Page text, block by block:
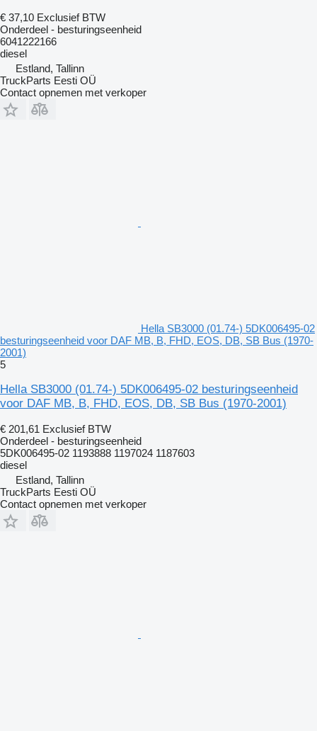
€ 37,10 Exclusief BTW
Onderdeel - besturingseenheid
6041222166
diesel
Estland, Tallinn
TruckParts Eesti OÜ
Contact opnemen met verkoper
Hella SB3000 (01.74-) 5DK006495-02
besturingseenheid voor DAF MB, B, FHD, EOS, DB, SB Bus (1970-
2001)
5
Hella SB3000 (01.74-) 5DK006495-02 besturingseenheid
voor DAF MB, B, FHD, EOS, DB, SB Bus (1970-2001)
€ 201,61 Exclusief BTW
Onderdeel - besturingseenheid
5DK006495-02 1193888 1197024 1187603
diesel
Estland, Tallinn
TruckParts Eesti OÜ
Contact opnemen met verkoper